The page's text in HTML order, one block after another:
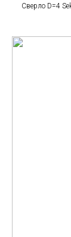
Сверло D=4